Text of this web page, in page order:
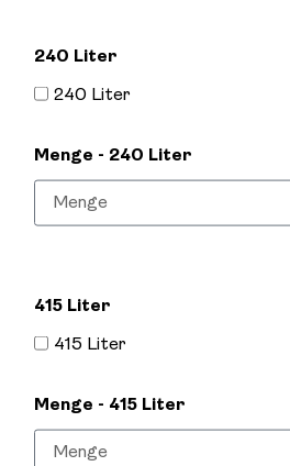
240 Liter
240 Liter
Menge - 240 Liter
415 Liter
415 Liter
Menge - 415 Liter